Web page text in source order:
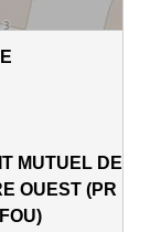
MUTUEL DE
OUEST (PR